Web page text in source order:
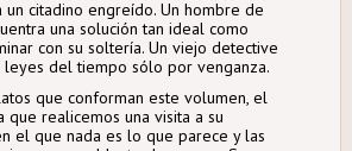
citadino engreído. Un hombre de
una solución tan ideal como
con su soltería. Un viejo detective
del tiempo sólo por venganza.
que conforman este volumen, el
que realicemos una visita a su
el que nada es lo que parece y las